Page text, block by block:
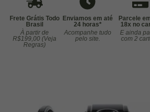
Frete Grátis Todo
Brasil
À partir de
R$199,00 (Veja
Regras)
Enviamos em até
24 horas*
Acompanhe tudo
pelo site.
Parcele
18x no
E ainda
com 2